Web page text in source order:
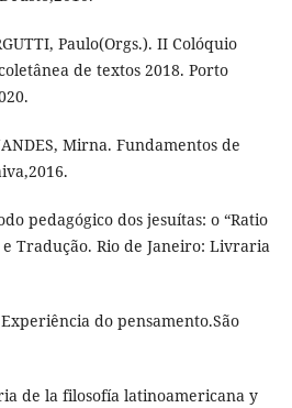
Paulo(Orgs.). II Colóquio
de textos 2018. Porto
Mirna. Fundamentos de
pedagógico dos jesuítas: o “Ratio
Tradução. Rio de Janeiro: Livraria
do pensamento.São
de la filosofía latinoamericana y